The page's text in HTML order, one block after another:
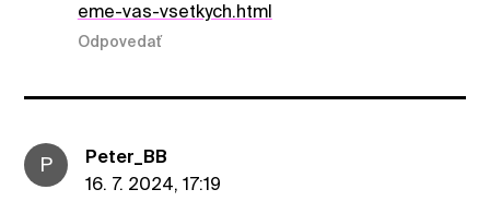
eme-vas-vsetkych.html
Odpovedať
P
Peter_BB
16. 7. 2024, 17:19